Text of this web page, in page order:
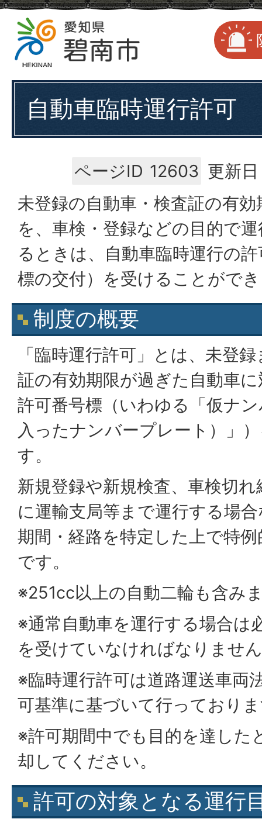
自動車臨時運行許可
ページID 12603 更新
未登録の自動車・検査証の有
を、車検・登録などの目的で
るときは、自動車臨時運行の
標の交付）を受けることがで
制度の概要
「臨時運行許可」とは、未登
証の有効期限が過ぎた自動車
許可番号標（いわゆる「仮ナ
入ったナンバープレート）」
す。
新規登録や新規検査、車検切
に運輸支局等まで運行する場
期間・経路を特定した上で特
です。
※251cc以上の自動二輪も含み
※通常自動車を運行する場合は
を受けていなければなりませ
※臨時運行許可は道路運送車両
可基準に基づいて行っており
※許可期間中でも目的を達した
却してください。
許可の対象となる運行